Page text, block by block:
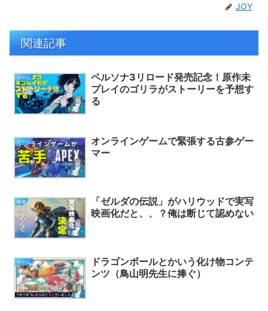
JOY
関連記事
ゲーム
ペルソナ3リロード発売記念！原作未
プレイのゴリラがストーリーを予想す
る
ゲーム
オンラインゲームで緊張する古参ゲー
マー
映画
「ゼルダの伝説」がハリウッドで実写
映画化だと、、？俺は断じて認めない
ゲーム
ドラゴンボールとかいう化け物コンテ
ンツ（鳥山明先生に捧ぐ）